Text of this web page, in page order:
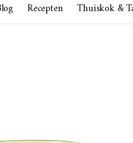
Recepten Thuiskok &